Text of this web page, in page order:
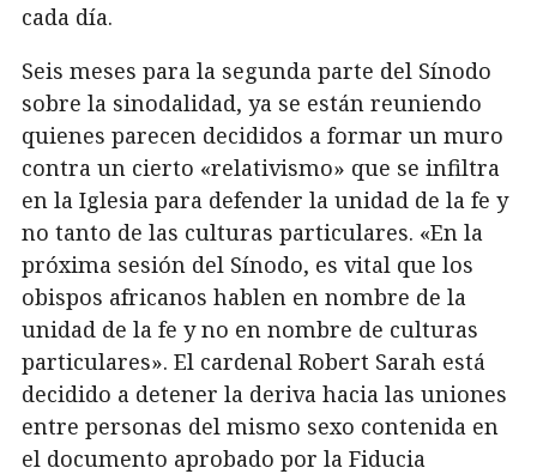
cada día.
Seis meses para la segunda parte del Sínodo
sobre la sinodalidad, ya se están reuniendo
quienes parecen decididos a formar un muro
contra un cierto «relativismo» que se infiltra
en la Iglesia para defender la unidad de la fe y
no tanto de las culturas particulares. «En la
próxima sesión del Sínodo, es vital que los
obispos africanos hablen en nombre de la
unidad de la fe y no en nombre de culturas
particulares». El cardenal Robert Sarah está
decidido a detener la deriva hacia las uniones
entre personas del mismo sexo contenida en
el documento aprobado por la Fiducia